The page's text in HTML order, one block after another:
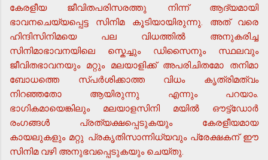
കേരളീയ ജീവിതപരിസരത്തു നിന്ന് ആദ്യമായി
ഭാവനചെയ്യപ്പെട്ട സിനിമ കൂടിയായിരുന്നു. അത് വരെ
ഹിന്ദിസിനിമയെ പല വിധത്തില്‍ അനുകരിച്ച
സിനിമാഭാവനയിലെ സ്കെച്ചും ഡിസൈനും സ്ഥലവും
ജീവിതഭാവനയും മറ്റും മലയാളിക്ക് അപരിചിതമോ തനിമാ
ബോധത്തെ സ്പര്‍ശിക്കാത്ത വിധം കൃത്രിമത്വം
നിറഞ്ഞതോ ആയിരുന്നു എന്നും പറയാം.
ഭാഗികമായെങ്കിലും മലയാളസിനി മയില്‍ ഔട്ട്ഡോര്‍
രംഗങ്ങള്‍ പ്രത്യക്ഷപ്പെടുകയും കേരളീയമായ
കായലുകളും മറ്റു പ്രകൃതിസാന്നിധ്യവും പ്രേക്ഷകന് ഈ
സിനിമ വഴി അനുഭവപ്പെടുകയും ചെയ്തു.